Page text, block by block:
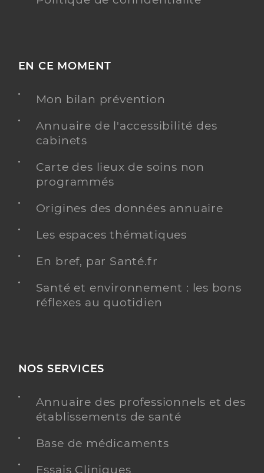
EN CE MOMENT
Mon bilan prévention
Annuaire de l'accessibilité des
cabinets
Carte des lieux de soins non
programmés
Origines des données annuaire
Les espaces thématiques
En bref, par Santé.fr
Santé et environnement : les bons
réflexes au quotidien
NOS SERVICES
Annuaire des professionnels et des
établissements de santé
Base de médicaments
Essais Cliniques